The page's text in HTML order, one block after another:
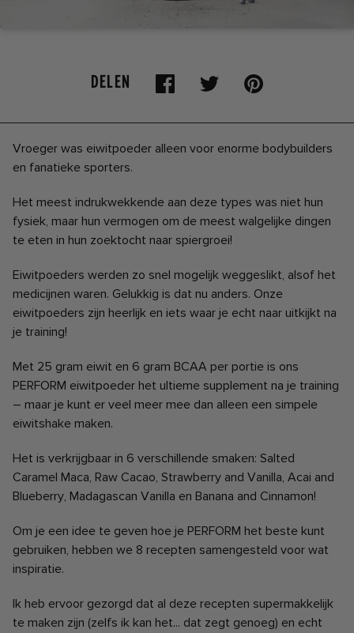
DELEN
Vroeger was eiwitpoeder alleen voor enorme bodybuilders
en fanatieke sporters.
Het meest indrukwekkende aan deze types was niet hun
fysiek, maar hun vermogen om de meest walgelijke dingen
te eten in hun zoektocht naar spiergroei!
Eiwitpoeders werden zo snel mogelijk weggeslikt, alsof het
medicijnen waren. Gelukkig is dat nu anders. Onze
eiwitpoeders zijn heerlijk en iets waar je echt naar uitkijkt na
je training!
Met 25 gram eiwit en 6 gram BCAA per portie is ons
PERFORM eiwitpoeder het ultieme supplement na je training
– maar je kunt er veel meer mee dan alleen een simpele
eiwitshake maken.
Het is verkrijgbaar in 6 verschillende smaken: Salted
Caramel Maca, Raw Cacao, Strawberry and Vanilla, Acai and
Blueberry, Madagascan Vanilla en Banana and Cinnamon!
Om je een idee te geven hoe je PERFORM het beste kunt
gebruiken, hebben we 8 recepten samengesteld voor wat
inspiratie.
Ik heb ervoor gezorgd dat al deze recepten supermakkelijk
te maken zijn (zelfs ik kan het... dat zegt genoeg) en echt